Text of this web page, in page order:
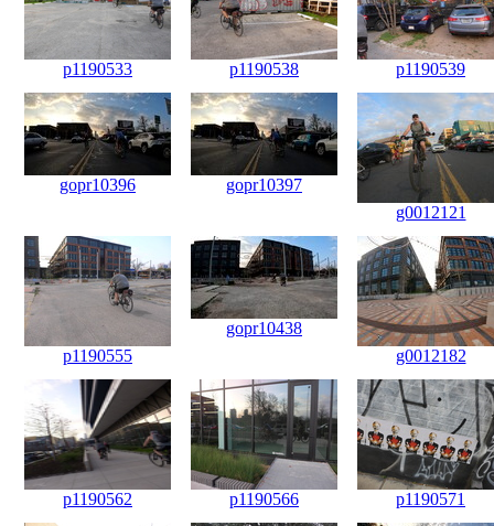
p1190533 p1190538 p1190539
gopr10396
gopr10397
g0012121
p1190555
gopr10438
g0012182
p1190562 p1190566 p1190571